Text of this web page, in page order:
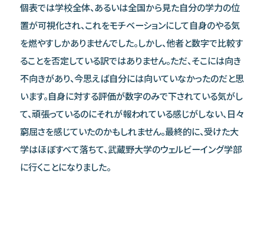
個表では学校全体、あるいは全国から見た自分の学力の位
置が可視化され、これをモチベーションにして自身のやる気
を燃やすしかありませんでした。しかし、他者と数字で比較す
ることを否定している訳ではありません。ただ、そこには向き
不向きがあり、今思えば自分には向いていなかったのだと思
います。自身に対する評価が数字のみで下されている気がし
て、頑張っているのにそれが報われている感じがしない、日々
窮屈さを感じていたのかもしれません。最終的に、受けた大
学はほぼすべて落ちて、武蔵野大学のウェルビーイング学部
に行くことになりました。